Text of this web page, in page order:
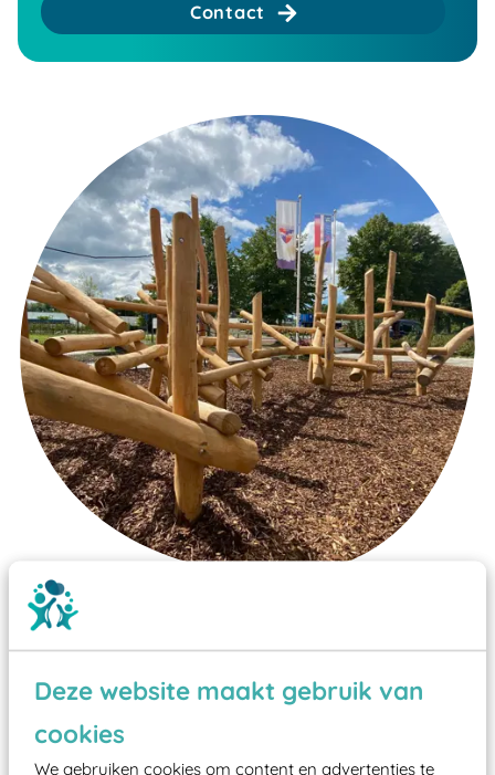
Deze website maakt gebruik van
cookies
We gebruiken cookies om content en advertenties te
Contact
Wist je dat:
Vanaf een valhoogte van 1,5 meter een speciale
valondergrond onder speeltoestellen verplicht is
Elk speeltoestel in de openbare ruimte voorzien